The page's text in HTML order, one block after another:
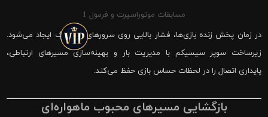
مسابقات موتوراسپرت و فرمول 1
در زمان پخش زنده بازی‌ها، فشار بالایی روی سرورهای شیرینگ ایجاد می‌شود.
زیرساخت سوپر سیسیکم با مدیریت بار و بهینه‌سازی مسیرهای ارتباطی،
پایداری اتصال را در لحظات حساس بازی حفظ می‌کند.
بازگشایی مسیرهای محبوب ماهواره‌ای